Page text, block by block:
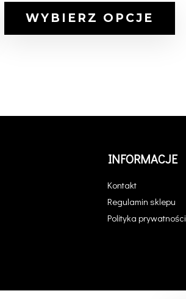
WYBIERZ OPCJE
INFORMACJE
Kontakt
Regulamin sklepu
Polityka prywatności